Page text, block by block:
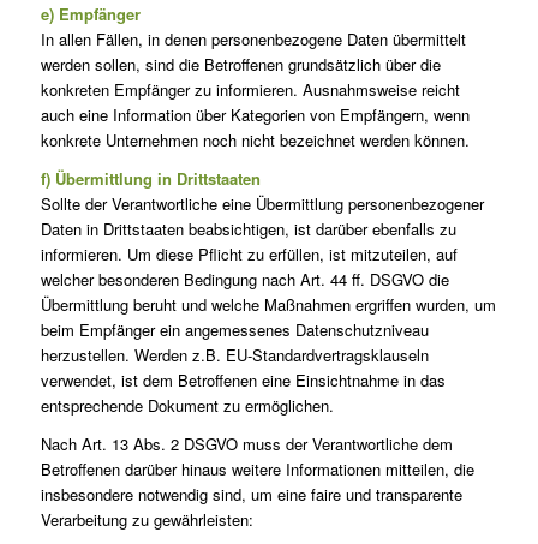
e) Empfänger
In allen Fällen, in denen personenbezogene Daten übermittelt
werden sollen, sind die Betroffenen grundsätzlich über die
konkreten Empfänger zu informieren. Ausnahmsweise reicht
auch eine Information über Kategorien von Empfängern, wenn
konkrete Unternehmen noch nicht bezeichnet werden können.
f) Übermittlung in Drittstaaten
Sollte der Verantwortliche eine Übermittlung personenbezogener
Daten in Drittstaaten beabsichtigen, ist darüber ebenfalls zu
informieren. Um diese Pflicht zu erfüllen, ist mitzuteilen, auf
welcher besonderen Bedingung nach Art. 44 ff. DSGVO die
Übermittlung beruht und welche Maßnahmen ergriffen wurden, um
beim Empfänger ein angemessenes Datenschutzniveau
herzustellen. Werden z.B. EU-Standardvertragsklauseln
verwendet, ist dem Betroffenen eine Einsichtnahme in das
entsprechende Dokument zu ermöglichen.
Nach Art. 13 Abs. 2 DSGVO muss der Verantwortliche dem
Betroffenen darüber hinaus weitere Informationen mitteilen, die
insbesondere notwendig sind, um eine faire und transparente
Verarbeitung zu gewährleisten: